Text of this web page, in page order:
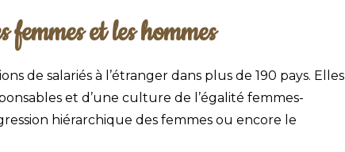
et les hommes
de salariés à l’étranger dans plus de 190 pays. Elles
et d’une culture de l’égalité femmes-
hiérarchique des femmes ou encore le